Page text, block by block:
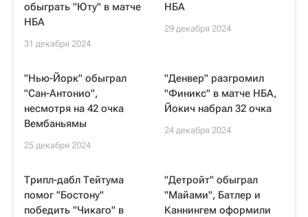
обыграть "Юту" в матче
НБА
31 декабря 2024
НБА
29 декабря 2024
"Нью-Йорк" обыграл
"Сан-Антонио",
несмотря на 42 очка
Вембаньямы
25 декабря 2024
"Денвер" разгромил
"Финикс" в матче НБА,
Йокич набрал 32 очка
24 декабря 2024
Трипл-дабл Тейтума
помог "Бостону"
победить "Чикаго" в
"Детройт" обыграл
"Майами", Батлер и
Каннингем оформили